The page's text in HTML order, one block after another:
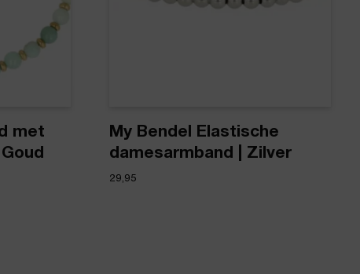
met
My Bendel Elastische
damesarmband | Zilver
29,95